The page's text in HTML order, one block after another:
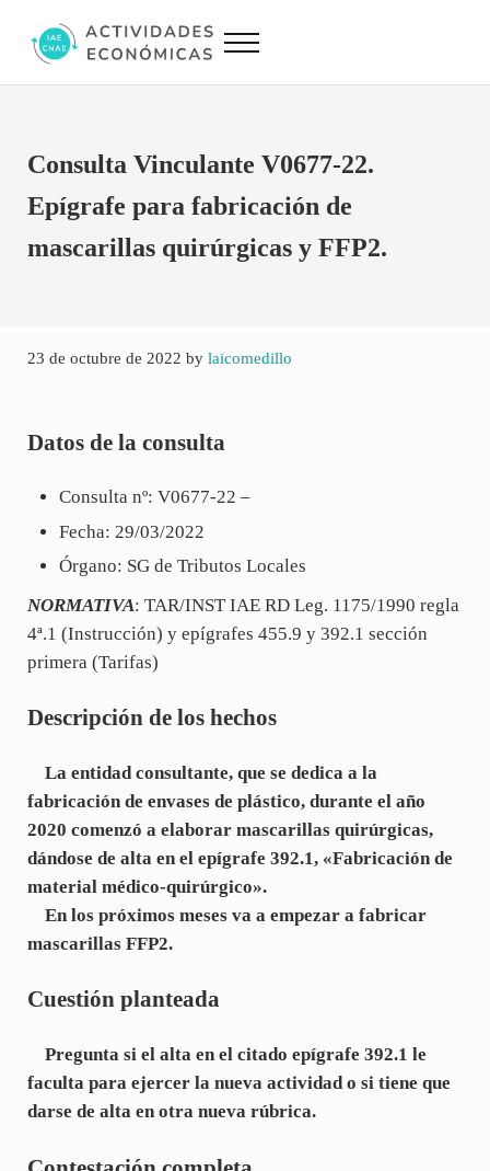
Actividades Económicas IAE CNAE
Menu
Consulta Vinculante V0677-22.
Epígrafe para fabricación de
mascarillas quirúrgicas y FFP2.
23 de octubre de 2022 by laicomedillo
Datos de la consulta
Consulta nº: V0677-22 –
Fecha: 29/03/2022
Órgano: SG de Tributos Locales
NORMATIVA: TAR/INST IAE RD Leg. 1175/1990 regla
4ª.1 (Instrucción) y epígrafes 455.9 y 392.1 sección
primera (Tarifas)
Descripción de los hechos
La entidad consultante, que se dedica a la
fabricación de envases de plástico, durante el año
2020 comenzó a elaborar mascarillas quirúrgicas,
dándose de alta en el epígrafe 392.1, «Fabricación de
material médico-quirúrgico».
En los próximos meses va a empezar a fabricar
mascarillas FFP2.
Cuestión planteada
Pregunta si el alta en el citado epígrafe 392.1 le
faculta para ejercer la nueva actividad o si tiene que
darse de alta en otra nueva rúbrica.